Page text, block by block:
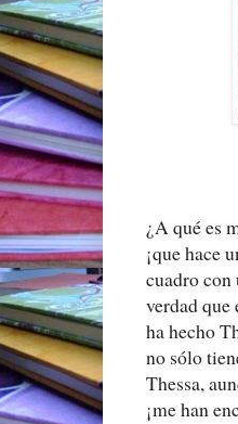
¿A qué es
¡que hace
cuadro
verdad que
ha hecho
no sólo
Thessa,
¡me han